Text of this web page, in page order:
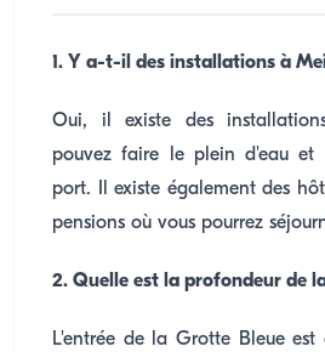
1. Y a-t-il des installations à
Oui, il existe des
pouvez faire le plein d'eau et
port. Il existe également des
pensions où vous pourrez
2. Quelle est la profondeur de
L'entrée de la Grotte Bleue est